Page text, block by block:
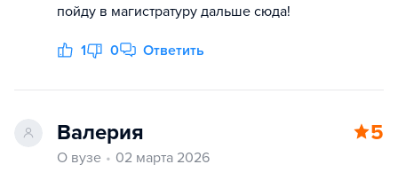
пойду в магистратуру дальше сюда!
1 0 Ответить
Валерия 5
О вузе
02 марта 2026